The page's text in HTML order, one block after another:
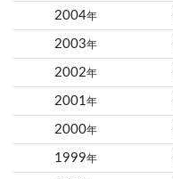
2004年
2003年
2002年
2001年
2000年
1999年